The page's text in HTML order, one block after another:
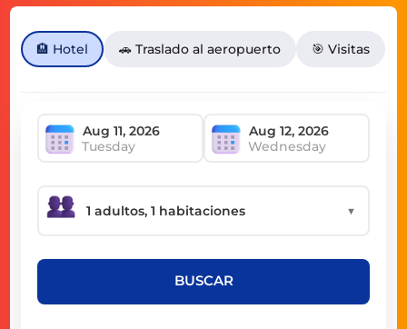
🏨 Hotel 🚗 Traslado al aeropuerto 🎯 Visitas
Tuesday Wednesday
▼
BUSCAR